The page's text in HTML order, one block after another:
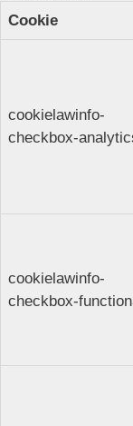
Cookie
cookielawinfo-
checkbox-
cookielawinfo-
checkbox-